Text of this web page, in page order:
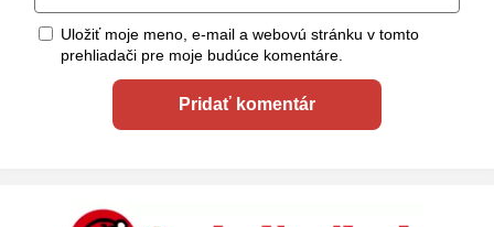
Uložiť moje meno, e-mail a webovú stránku v tomto
prehliadači pre moje budúce komentáre.